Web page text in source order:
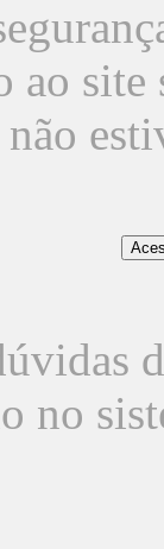
ao
não
no